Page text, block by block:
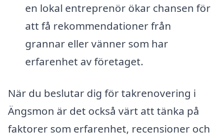
en lokal entreprenör ökar chansen för
att få rekommendationer från
grannar eller vänner som har
erfarenhet av företaget.
När du beslutar dig för takrenovering i
Ängsmon är det också värt att tänka på
faktorer som erfarenhet, recensioner och